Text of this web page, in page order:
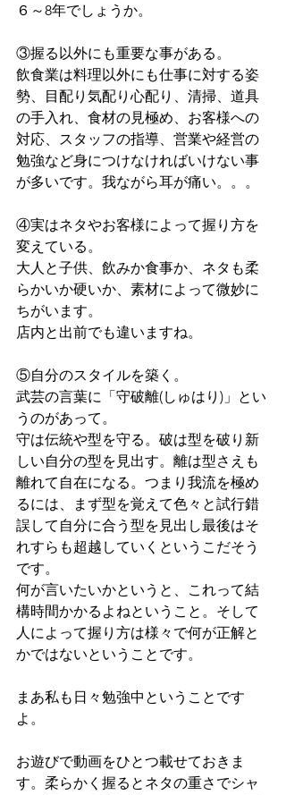
６～8年でしょうか。
③握る以外にも重要な事がある。
飲食業は料理以外にも仕事に対する姿
勢、目配り気配り心配り、清掃、道具
の手入れ、食材の見極め、お客様への
対応、スタッフの指導、営業や経営の
勉強など身につけなければいけない事
が多いです。我ながら耳が痛い。。。
④実はネタやお客様によって握り方を
変えている。
大人と子供、飲みか食事か、ネタも柔
らかいか硬いか、素材によって微妙に
ちがいます。
店内と出前でも違いますね。
⑤自分のスタイルを築く。
武芸の言葉に「守破離(しゅはり)」とい
うのがあって。
守は伝統や型を守る。破は型を破り新
しい自分の型を見出す。離は型さえも
離れて自在になる。つまり我流を極め
るには、まず型を覚えて色々と試行錯
誤して自分に合う型を見出し最後はそ
れすらも超越していくというこだそう
です。
何が言いたいかというと、これって結
構時間かかるよねということ。そして
人によって握り方は様々で何が正解と
かではないということです。
まあ私も日々勉強中ということです
よ。
お遊びで動画をひとつ載せておきま
す。柔らかく握るとネタの重さでシャ